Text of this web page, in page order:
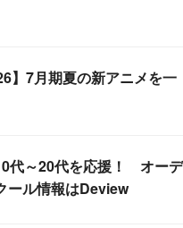
】7月期夏の新アニメを一
代～20代を応援！ オーデ
ール情報はDeview